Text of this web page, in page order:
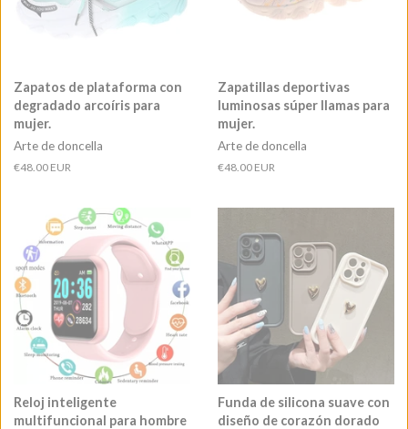
Zapatos de plataforma con
degradado arcoíris para
mujer.
Arte de doncella
Precio
€48.00 EUR
Zapatillas deportivas
luminosas súper llamas para
mujer.
Arte de doncella
Precio
€48.00 EUR
Reloj inteligente
multifuncional para hombre
Funda de silicona suave con
diseño de corazón dorado